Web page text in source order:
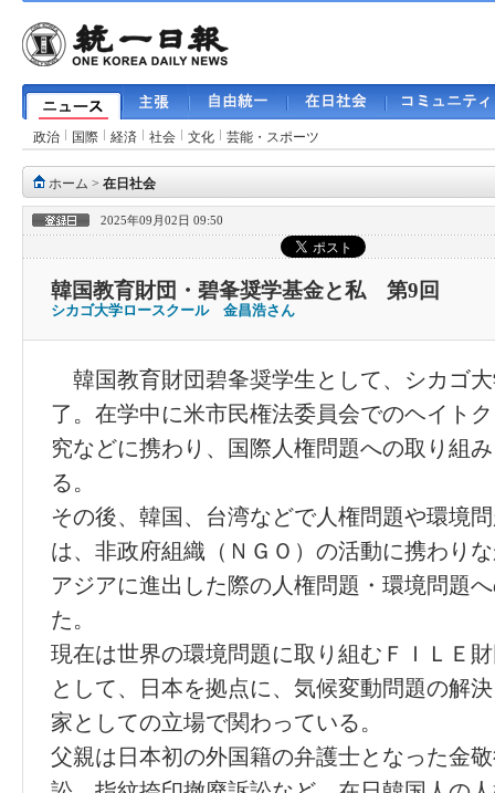
政治 国際 経済 社会 文化 芸能・スポーツ
ホーム > 在日社会
2025年09月02日 09:50
韓国教育財団・碧夆奨学基金と私 第9回
シカゴ大学ロースクール 金昌浩さん
韓国教育財団碧夆奨学生として、シカゴ
了。在学中に米市民権法委員会でのヘイト
究などに携わり、国際人権問題への取り組
る。
その後、韓国、台湾などで人権問題や環境
は、非政府組織（ＮＧＯ）の活動に携わり
アジアに進出した際の人権問題・環境問題
た。
現在は世界の環境問題に取り組むＦＩＬＥ
として、日本を拠点に、気候変動問題の解
家としての立場で関わっている。
父親は日本初の外国籍の弁護士となった金